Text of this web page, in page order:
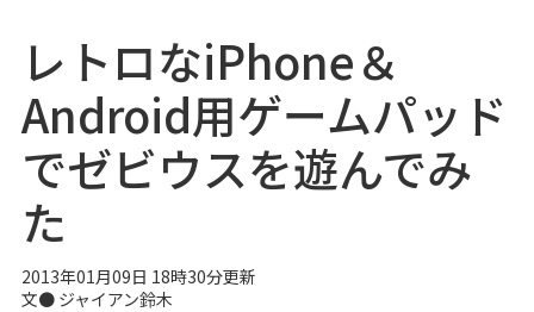
n
レトロなiPhone＆
Android用ゲームパッド
でゼビウスを遊んでみ
た
2013年01月09日 18時30分更新
文● ジャイアン鈴木